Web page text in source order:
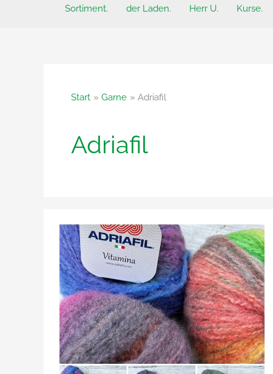
Sortiment. der Laden. Herr U. Kurse.
Start Garne Adriafil
Adriafil